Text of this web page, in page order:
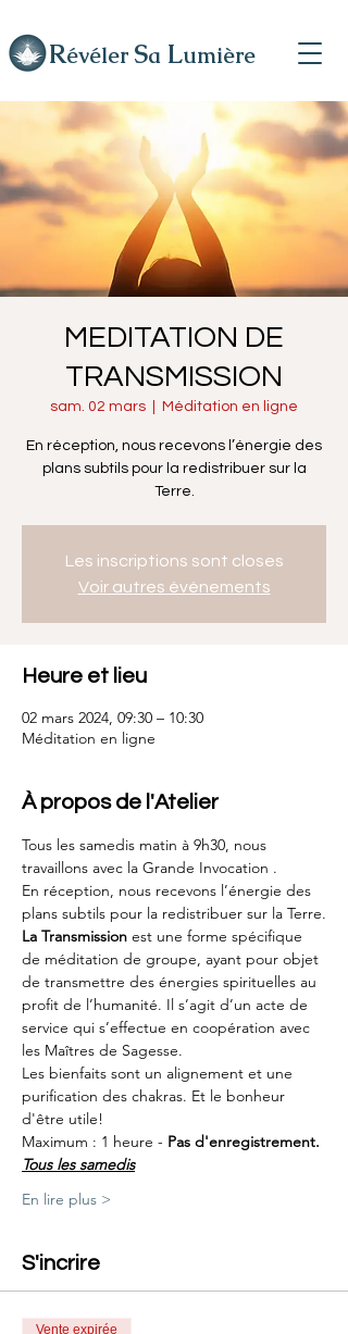
Révéler Sa Lumière
MEDITATION DE
TRANSMISSION
sam. 02 mars Méditation en ligne
En réception, nous recevons l’énergie des
plans subtils pour la redistribuer sur la
Terre.
Les inscriptions sont closes
Voir autres événements
Heure et lieu
02 mars 2024, 09:30 – 10:30
Méditation en ligne
À propos de l'Atelier
Tous les samedis matin à 9h30, nous
travaillons avec la Grande Invocation .
En réception, nous recevons l’énergie des
plans subtils pour la redistribuer sur la Terre.
La Transmission est une forme spécifique
de méditation de groupe, ayant pour objet
de transmettre des énergies spirituelles au
profit de l’humanité. Il s’agit d’un acte de
service qui s’effectue en coopération avec
les Maîtres de Sagesse.
Les bienfaits sont un alignement et une
purification des chakras. Et le bonheur
d'être utile!
Maximum : 1 heure - Pas d'enregistrement.
Tous les samedis
En lire plus >
S'incrire
Vente expirée